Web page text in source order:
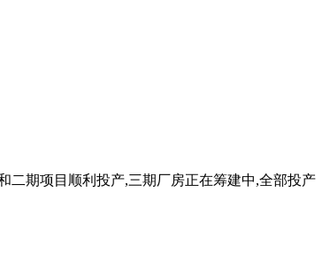
二期项目顺利投产,三期厂房正在筹建中,全部投产